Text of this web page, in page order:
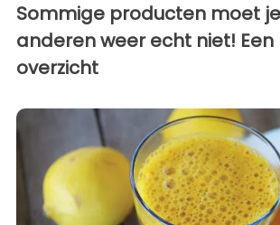
Sommige producten moet
anderen weer echt niet!
overzicht